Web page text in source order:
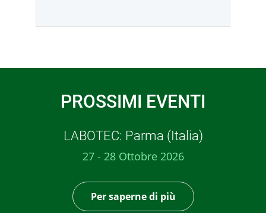
PROSSIMI EVENTI
LABOTEC: Parma (Italia)
27 - 28 Ottobre 2026
Per saperne di più